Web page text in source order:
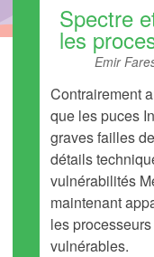
Spectre
les
Emir
Contrairement
que les puces
graves failles
détails
vulnérabilités
maintenant
les
vulnérables.